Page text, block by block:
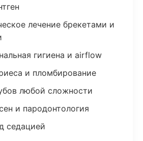
лечение брекетами и
гигиена и airflow
и пломбирование
любой сложности
и пародонтология
седацией